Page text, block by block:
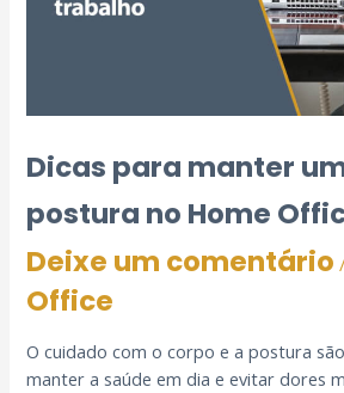
Dicas para manter
postura no Home
Deixe um comentário /
Office
O cuidado com o corpo e a postura
manter a saúde em dia e evitar dores